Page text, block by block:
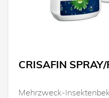
CRISAFIN
Mehrzweck-